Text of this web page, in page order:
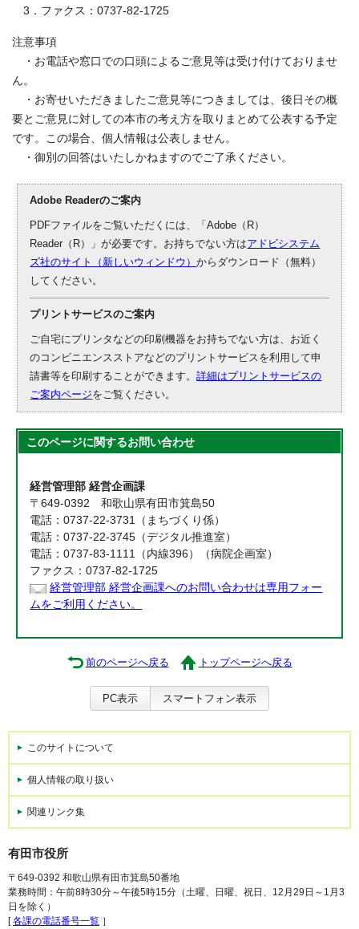
3．ファクス：0737-82-1725
注意事項
・お電話や窓口での口頭によるご意見等は受け付けておりませ
ん。
・お寄せいただきましたご意見等につきましては、後日その概
要とご意見に対しての本市の考え方を取りまとめて公表する予定
です。この場合、個人情報は公表しません。
・御別の回答はいたしかねますのでご了承ください。
Adobe Readerのご案内
PDFファイルをご覧いただくには、「Adobe（R）
Reader（R）」が必要です。お持ちでない方はアドビシステム
ズ社のサイト（新しいウィンドウ）からダウンロード（無料）
してください。
プリントサービスのご案内
ご自宅にプリンタなどの印刷機器をお持ちでない方は、お近く
のコンビニエンスストアなどのプリントサービスを利用して申
請書等を印刷することができます。詳細はプリントサービスの
ご案内ページをご覧ください。
このページに関するお問い合わせ
経営管理部 経営企画課
〒649-0392 和歌山県有田市箕島50
電話：0737-22-3731（まちづくり係）
電話：0737-22-3745（デジタル推進室）
電話：0737-83-1111（内線396）（病院企画室）
ファクス：0737-82-1725
経営管理部 経営企画課へのお問い合わせは専用フォー
ムをご利用ください。
前のページへ戻る トップページへ戻る
PC表示 スマートフォン表示
このサイトについて
個人情報の取り扱い
関連リンク集
有田市役所
〒649-0392 和歌山県有田市箕島50番地
業務時間：午前8時30分～午後5時15分（土曜、日曜、祝日、12月29日～1月3
日を除く）
[各課の電話番号一覧 ］